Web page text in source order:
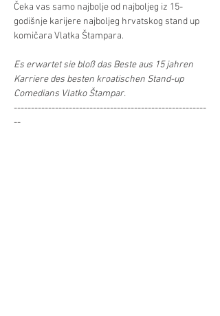
Čeka vas samo najbolje od najboljeg iz 15-
godišnje karijere najboljeg hrvatskog stand up
komičara Vlatka Štampara.
Es erwartet sie bloß das Beste aus 15 jahren
Karriere des besten kroatischen Stand-up
Comedians Vlatko Štampar.
--------------------------------------------------------
--